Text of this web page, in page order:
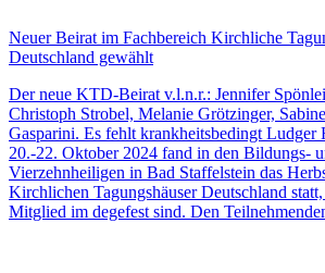
Neuer Beirat im Fachbereich Kirchliche
Deutschland gewählt
Der neue KTD-Beirat v.l.n.r.: Jennifer
Christoph Strobel, Melanie Grötzinger,
Gasparini. Es fehlt krankheitsbedingt Ludger
20.-22. Oktober 2024 fand in den Bildungs-
Vierzehnheiligen in Bad Staffelstein das
Kirchlichen Tagungshäuser Deutschland
Mitglied im degefest sind. Den